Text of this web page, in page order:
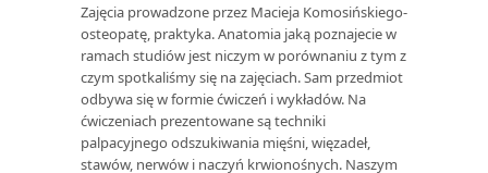
Zajęcia prowadzone przez Macieja Komosińskiego-
osteopatę, praktyka. Anatomia jaką poznajecie w
ramach studiów jest niczym w porównaniu z tym z
czym spotkaliśmy się na zajęciach. Sam przedmiot
odbywa się w formie ćwiczeń i wykładów. Na
ćwiczeniach prezentowane są techniki
palpacyjnego odszukiwania mięśni, więzadeł,
stawów, nerwów i naczyń krwionośnych. Naszym